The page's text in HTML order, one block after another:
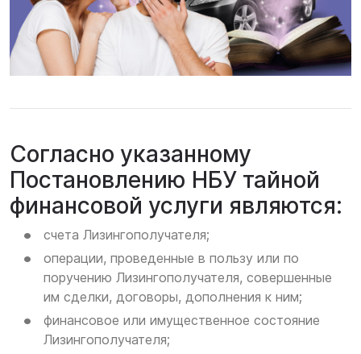
Согласно указанному
Постановлению НБУ тайной
финансовой услуги являются:
счета Лизингополучателя;
операции, проведенные в пользу или по
поручению Лизингополучателя, совершенные
им сделки, договоры, дополнения к ним;
финансовое или имущественное состояние
Лизингополучателя;